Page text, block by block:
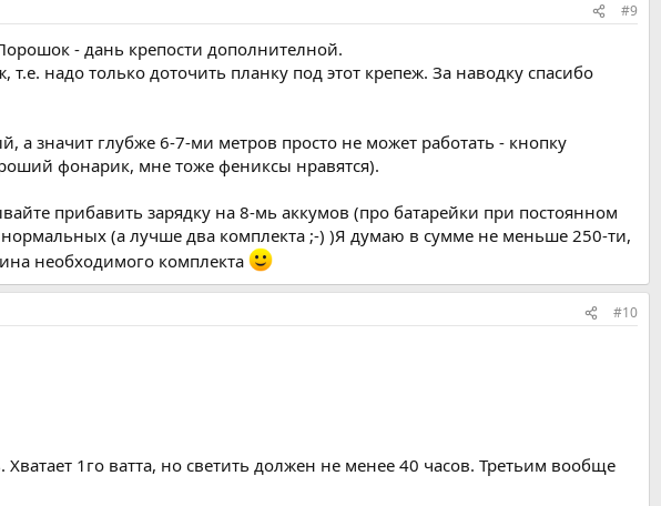
#9
- дань крепости дополнителной.
надо только доточить планку под этот крепеж. За наводку спасибо
значит глубже 6-7-ми метров просто не может работать - кнопку
фонарик, мне тоже фениксы нравятся).
прибавить зарядку на 8-мь аккумов (про батарейки при постоянном
(а лучше два комплекта ;-) )Я думаю в сумме не меньше 250-ти,
необходимого комплекта
#10
1го ватта, но светить должен не менее 40 часов. Третьим вообще